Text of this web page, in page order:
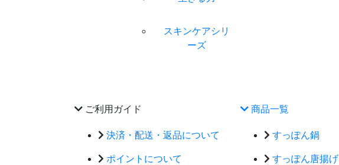
スキンケアシリ
ーズ
ご利用ガイド
決済・配送・返品について
ポイントについて
商品一覧
すっぽん鍋
すっぽん唐揚げ